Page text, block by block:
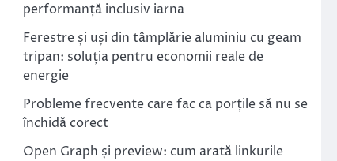
performanță inclusiv iarna
Ferestre și uși din tâmplărie aluminiu cu geam
tripan: soluția pentru economii reale de
energie
Probleme frecvente care fac ca porțile să nu se
închidă corect
Open Graph și preview: cum arată linkurile